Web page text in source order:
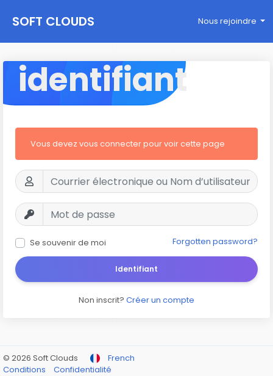
SOFT CLOUDS Nous rejoindre
identifiant
Vous devez vous connecter pour voir cette page
Se souvenir de moi Forgotten password?
Identifiant
Non inscrit? Créer un compte
© 2026 Soft Clouds
French
Conditions
Confidentialité